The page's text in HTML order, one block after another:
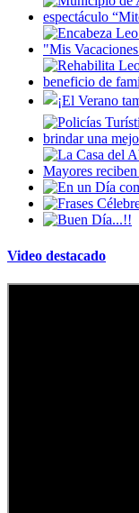
Video destacado